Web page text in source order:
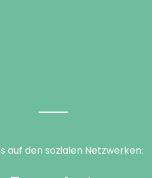
auf den sozialen Netzwerken: